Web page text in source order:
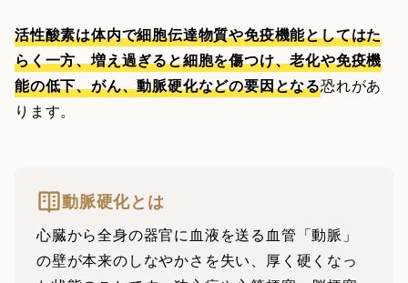
活性酸素は体内で細胞伝達物質や免疫機能としてはた
らく一方、増え過ぎると細胞を傷つけ、老化や免疫機
能の低下、がん、動脈硬化などの要因となる恐れがあ
ります。
動脈硬化とは
心臓から全身の器官に血液を送る血管「動脈」
の壁が本来のしなやかさを失い、厚く硬くなっ